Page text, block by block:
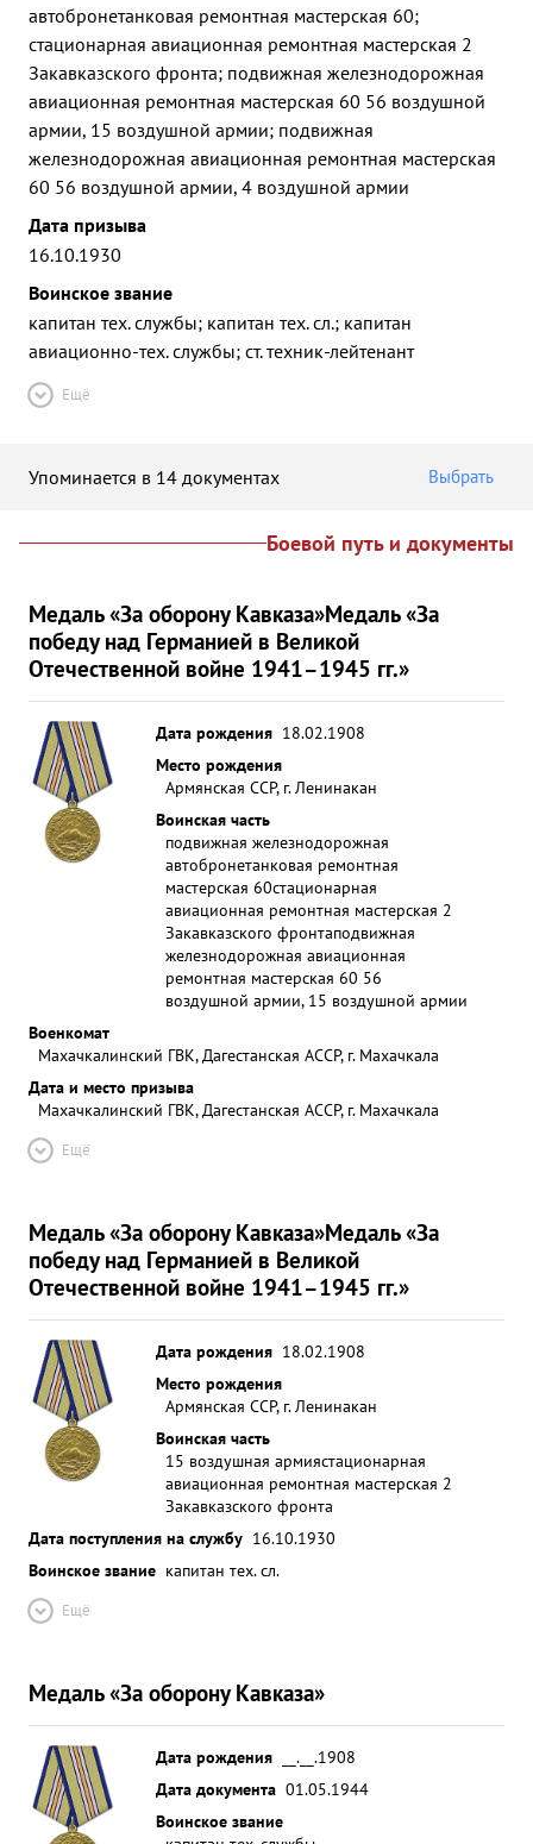
автобронетанковая ремонтная мастерская 60;
стационарная авиационная ремонтная мастерская 2
Закавказского фронта; подвижная железнодорожная
авиационная ремонтная мастерская 60 56 воздушной
армии, 15 воздушной армии; подвижная
железнодорожная авиационная ремонтная мастерская
60 56 воздушной армии, 4 воздушной армии
Дата призыва
16.10.1930
Воинское звание
капитан тех. службы; капитан тех. сл.; капитан
авиационно-тех. службы; ст. техник-лейтенант
Ещё
Упоминается в 14 документах Выбрать
Боевой путь и документы
Медаль «За оборону Кавказа»Медаль «За
победу над Германией в Великой
Отечественной войне 1941–1945 гг.»
Дата рождения 18.02.1908
Место рождения
Армянская ССР, г. Ленинакан
Воинская часть
подвижная железнодорожная
автобронетанковая ремонтная
мастерская 60стационарная
авиационная ремонтная мастерская 2
Закавказского фронтаподвижная
железнодорожная авиационная
ремонтная мастерская 60 56
воздушной армии, 15 воздушной армии
Военкомат
Махачкалинский ГВК, Дагестанская АССР, г. Махачкала
Дата и место призыва
Махачкалинский ГВК, Дагестанская АССР, г. Махачкала
Ещё
Медаль «За оборону Кавказа»Медаль «За
победу над Германией в Великой
Отечественной войне 1941–1945 гг.»
Дата рождения 18.02.1908
Место рождения
Армянская ССР, г. Ленинакан
Воинская часть
15 воздушная армиястационарная
авиационная ремонтная мастерская 2
Закавказского фронта
Дата поступления на службу 16.10.1930
Воинское звание капитан тех. сл.
Ещё
Медаль «За оборону Кавказа»
Дата рождения
__.__.1908
Дата документа 01.05.1944
Воинское звание